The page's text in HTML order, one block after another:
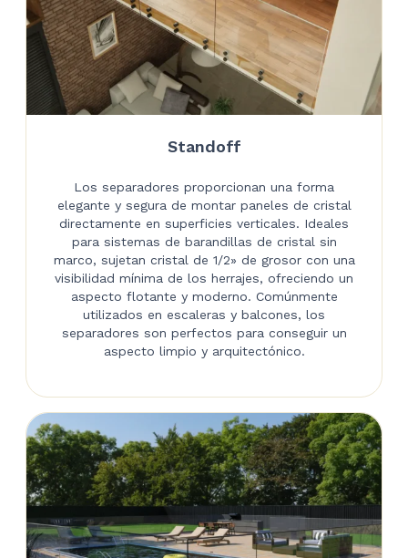
Standoff
Los separadores proporcionan una forma
elegante y segura de montar paneles de cristal
directamente en superficies verticales. Ideales
para sistemas de barandillas de cristal sin
marco, sujetan cristal de 1/2» de grosor con una
visibilidad mínima de los herrajes, ofreciendo un
aspecto flotante y moderno. Comúnmente
utilizados en escaleras y balcones, los
separadores son perfectos para conseguir un
aspecto limpio y arquitectónico.